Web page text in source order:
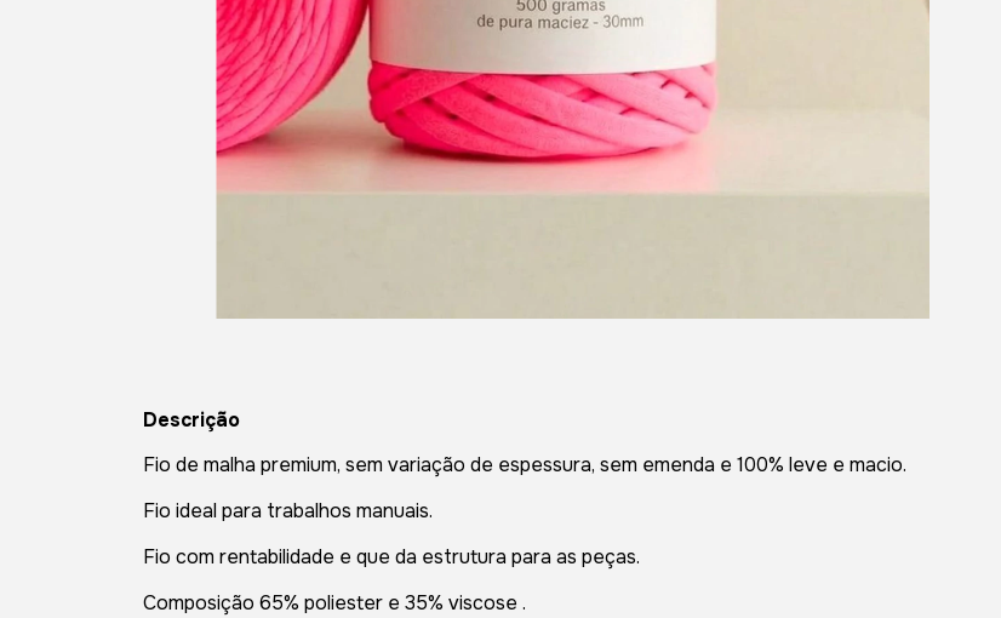
Descrição
Fio de malha premium, sem variação de espessura, sem emenda e 100% leve e macio.
Fio ideal para trabalhos manuais.
Fio com rentabilidade e que da estrutura para as peças.
Composição 65% poliester e 35% viscose .